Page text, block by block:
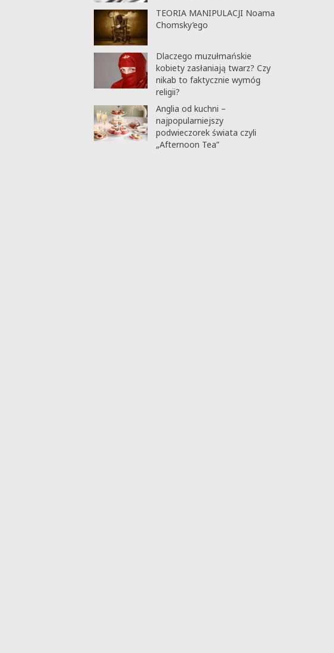
TEORIA MANIPULACJI Noama
Chomsky’ego
Dlaczego muzułmańskie
kobiety zasłaniają twarz? Czy
nikab to faktycznie wymóg
religii?
Anglia od kuchni –
najpopularniejszy
podwieczorek świata czyli
„Afternoon Tea”